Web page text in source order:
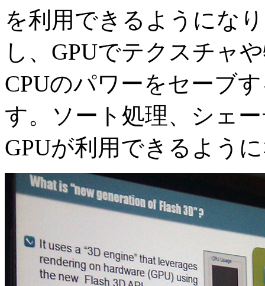
を利用できるようにな
し、GPUでテクスチャ
CPUのパワーをセーブ
す。ソート処理、シェ
GPUが利用できるよう